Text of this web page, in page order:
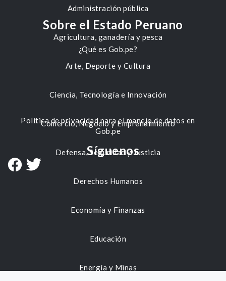
Administración pública
Agricultura, ganadería y pesca
Arte, Deporte y Cultura
Ciencia, Tecnología e Innovación
Comercio, Negocio y Emprendimiento
Defensa, Seguridad y Justicia
Derechos Humanos
Economía y Finanzas
Educación
Energía y Minas
Sobre el Estado Peruano
¿Qué es Gob.pe?
Política de privacidad para el manejo de datos en
Gob.pe
Síguenos